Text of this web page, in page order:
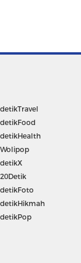
detikTravel
detikFood
detikHealth
Wolipop
detikX
20Detik
detikFoto
detikHikmah
detikPop